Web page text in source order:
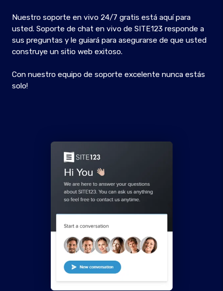
Nuestro soporte en vivo 24/7 gratis está aquí para
usted. Soporte de chat en vivo de SITE123 responde a
sus preguntas y le guiará para asegurarse de que usted
construye un sitio web exitoso.
Con nuestro equipo de soporte excelente nunca estás
solo!